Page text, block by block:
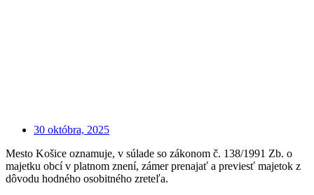
30 októbra, 2025
Mesto Košice oznamuje, v súlade so zákonom č. 138/1991 Zb. o
majetku obcí v platnom znení, zámer prenajať a previesť majetok z
dôvodu hodného osobitného zreteľa.